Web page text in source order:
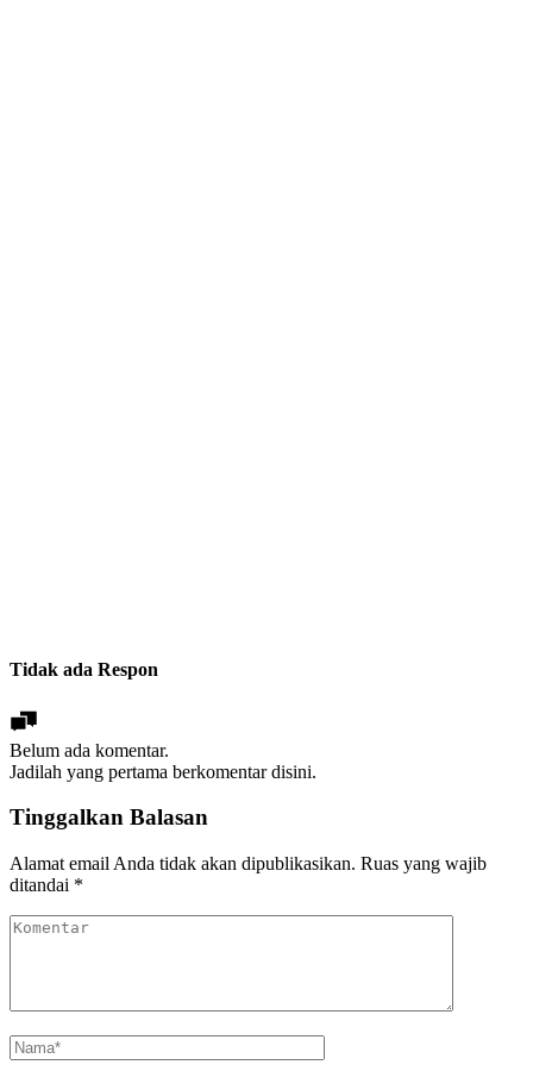
Tidak ada Respon
Belum ada komentar.
Jadilah yang pertama berkomentar disini.
Tinggalkan Balasan
Alamat email Anda tidak akan dipublikasikan. Ruas yang wajib
ditandai *